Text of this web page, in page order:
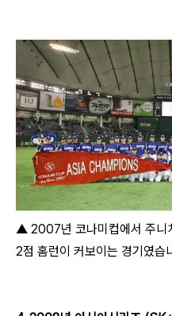
▲ 2007년 코나미컵에서 주니
2점 홈런이 커보이는 경기였습